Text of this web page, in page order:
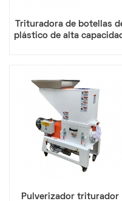
Trituradora de botellas
plástico de alta
Pulverizador triturador